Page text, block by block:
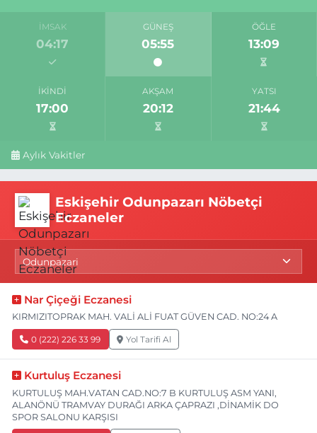
İMSAK
04:17
GÜNEŞ
05:55
ÖĞLE
13:09
İKINDI
17:00
AKŞAM
20:12
YATSI
21:44
Aylık Vakitler
Eskişehir Odunpazarı Nöbetçi
Eczaneler
Nar Çiçeği Eczanesi
KIRMIZITOPRAK MAH. VALİ ALİ FUAT GÜVEN CAD. NO:24 A
0 (222) 226 33 99 Yol Tarifi Al
Kurtuluş Eczanesi
KURTULUŞ MAH.VATAN CAD.NO:7 B KURTULUŞ ASM YANI,
ALANÖNÜ TRAMVAY DURAĞI ARKA ÇAPRAZI ,DİNAMİK DO
SPOR SALONU KARŞISI